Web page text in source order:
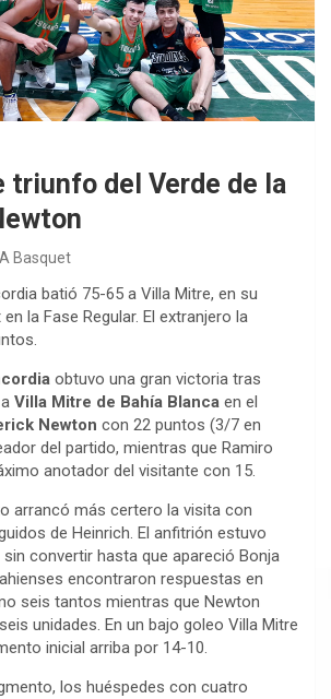
triunfo del Verde de la
Basquet
batió 75-65 a Villa Mitre, en su
la Fase Regular. El extranjero la
obtuvo una gran victoria tras
Villa Mitre de Bahía Blanca en el
Newton con 22 puntos (3/7 en
del partido, mientras que Ramiro
anotador del visitante con 15.
arrancó más certero la visita con
de Heinrich. El anfitrión estuvo
convertir hasta que apareció Bonja
encontraron respuestas en
seis tantos mientras que Newton
unidades. En un bajo goleo Villa Mitre
inicial arriba por 14-10.
los huéspedes con cuatro